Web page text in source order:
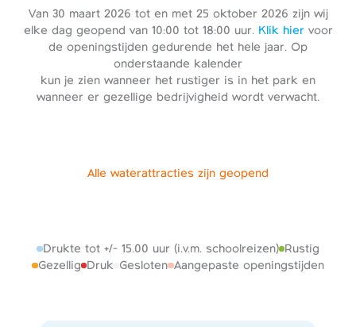
Van 30 maart 2026 tot en met 25 oktober 2026 zijn wij
elke dag geopend van 10:00 tot 18:00 uur. Klik hiervoor
de openingstijden gedurende het hele jaar. Op
onderstaande kalender
kun je zien wanneer het rustiger is in het park en
wanneer er gezellige bedrijvigheid wordt verwacht.
Alle waterattracties zijn geopend
Aangepaste openingstijden
Druk
Drukte tot +/- 15.00 uur (i.v.m. schoolreizen)
Gesloten
Gezellig
Rustig